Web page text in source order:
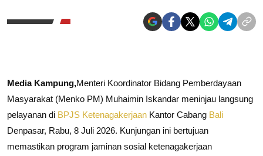
Media Kampung,Menteri Koordinator Bidang Pemberdayaan
Masyarakat (Menko PM) Muhaimin Iskandar meninjau langsung
pelayanan di BPJS Ketenagakerjaan Kantor Cabang Bali
Denpasar, Rabu, 8 Juli 2026. Kunjungan ini bertujuan
memastikan program jaminan sosial ketenagakerjaan